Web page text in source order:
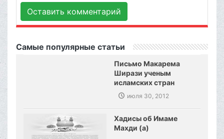
Оставить комментарий
Самые популярные статьи
Письмо Макарема
Ширази ученым
исламских стран
июля 30, 2012
Хадисы об Имаме
Махди (а)